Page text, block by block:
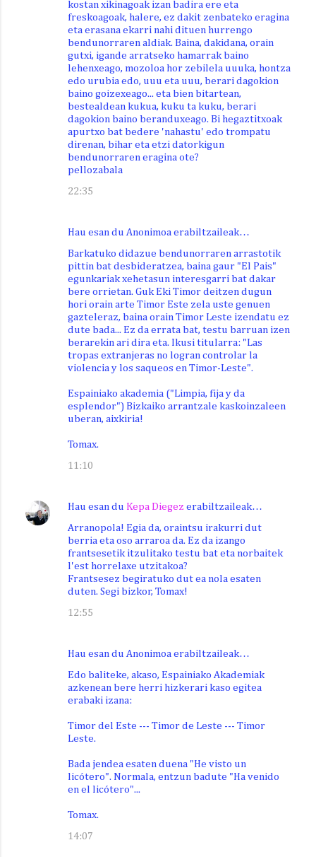
kostan xikinagoak izan badira ere eta
freskoagoak, halere, ez dakit zenbateko eragina
eta erasana ekarri nahi dituen hurrengo
bendunorraren aldiak. Baina, dakidana, orain
gutxi, igande arratseko hamarrak baino
lehenxeago, mozoloa hor zebilela uuuka, hontza
edo urubia edo, uuu eta uuu, berari dagokion
baino goizexeago... eta bien bitartean,
bestealdean kukua, kuku ta kuku, berari
dagokion baino beranduxeago. Bi hegaztitxoak
apurtxo bat bedere 'nahastu' edo trompatu
direnan, bihar eta etzi datorkigun
bendunorraren eragina ote?
pellozabala
22:35
Hau esan du Anonimoa erabiltzaileak…
Barkatuko didazue bendunorraren arrastotik
pittin bat desbideratzea, baina gaur "El Pais"
egunkariak xehetasun interesgarri bat dakar
bere orrietan. Guk Eki Timor deitzen dugun
hori orain arte Timor Este zela uste genuen
gazteleraz, baina orain Timor Leste izendatu ez
dute bada... Ez da errata bat, testu barruan izen
berarekin ari dira eta. Ikusi titularra: "Las
tropas extranjeras no logran controlar la
violencia y los saqueos en Timor-Leste".
Espainiako akademia ("Limpia, fija y da
esplendor") Bizkaiko arrantzale kaskoinzaleen
uberan, aixkiria!
Tomax.
11:10
Hau esan du Kepa Diegez erabiltzaileak…
Arranopola! Egia da, oraintsu irakurri dut
berria eta oso arraroa da. Ez da izango
frantsesetik itzulitako testu bat eta norbaitek
l'est horrelaxe utzitakoa?
Frantsesez begiratuko dut ea nola esaten
duten. Segi bizkor, Tomax!
12:55
Hau esan du Anonimoa erabiltzaileak…
Edo baliteke, akaso, Espainiako Akademiak
azkenean bere herri hizkerari kaso egitea
erabaki izana:
Timor del Este --- Timor de Leste --- Timor
Leste.
Bada jendea esaten duena "He visto un
licótero". Normala, entzun badute "Ha venido
en el licótero"...
Tomax.
14:07